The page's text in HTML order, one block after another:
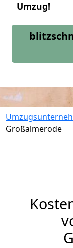
Umzug!
Großalmerode